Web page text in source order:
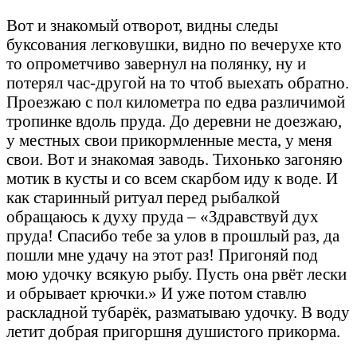
Вот и знакомый отворот, видны следы
буксования легковушки, видно по вечерухе кто
то опрометчиво завернул на полянку, ну и
потерял час-другой на то чтоб выехать обратно.
Проезжаю с пол километра по едва различимой
тропинке вдоль пруда. До деревни не доезжаю,
у местных свои прикормленные места, у меня
свои. Вот и знакомая заводь. Тихонько загоняю
мотик в кусты и со всем скарбом иду к воде. И
как старинный ритуал перед рыбалкой
обращаюсь к духу пруда – «Здравствуй дух
пруда! Спасибо тебе за улов в прошлый раз, да
пошли мне удачу на этот раз! Пригоняй под
мою удочку всякую рыбу. Пусть она рвёт лески
и обрывает крючки.» И уже потом ставлю
раскладной тубарёк, разматываю удочку. В воду
летит добрая пригоршня душистого прикорма.